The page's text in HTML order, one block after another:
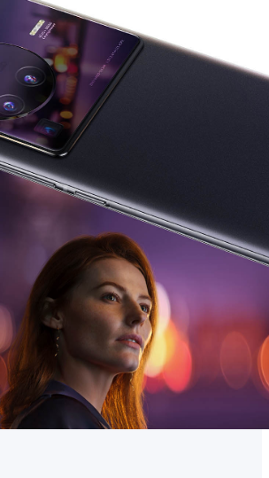
Croatia | Odaberite državu/regiju